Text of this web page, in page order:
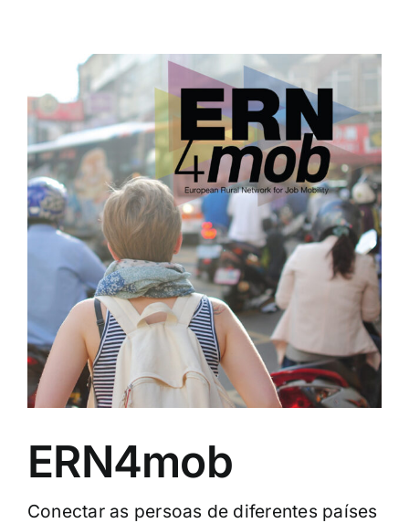
ERN4mob
Conectar as persoas de diferentes países